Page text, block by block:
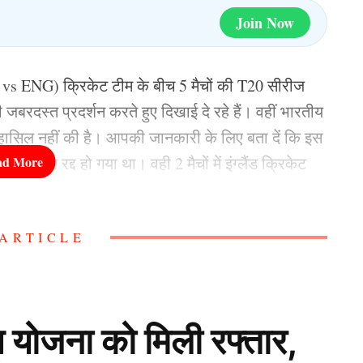
Join Now
ENG) क्रिकेट टीम के बीच 5 मैचों की T20 सीरीज
प्रदर्शन करते हुए दिखाई दे रहे हैं। वहीं भारतीय
नहीं की है। आपकी जानकारी के लिए बता दें कि इस
रद्द हो गया था। वही 2 मैचों में इंग्लैंड क्रिकेट
खेला जाने वाला है, जिसमें कप्तान श्रेयस अय्यर
India में वापसी
को मिली रफ्तार,